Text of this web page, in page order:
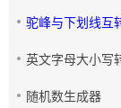
驼峰与下划线互
英文字母大小写
随机数生成器